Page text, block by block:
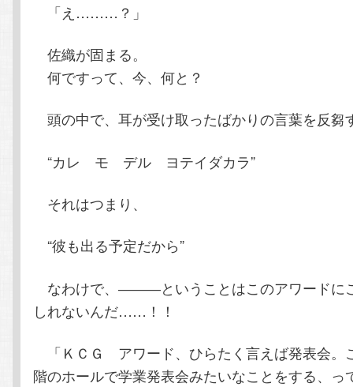
「え………？」
佐織が固まる。
何ですって、今、何と？
頭の中で、耳が受け取ったばかりの言葉を反芻
“カレ モ デル ヨテイダカラ”
それはつまり、
“彼も出る予定だから”
なわけで、―――ということはこのアワードに
しれないんだ……！！
「ＫＣＧ アワード、ひらたく言えば発表会。
階のホールで学業発表会みたいなことをする、っ